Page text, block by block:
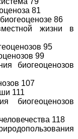
81
86
жизни в
95
99
биогеоценозов
107
111
биогеоценозов
118